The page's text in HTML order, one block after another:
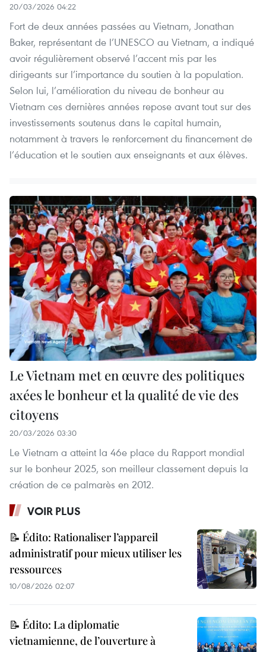
20/03/2026 04:22
Fort de deux années passées au Vietnam, Jonathan
Baker, représentant de l’UNESCO au Vietnam, a indiqué
avoir régulièrement observé l’accent mis par les
dirigeants sur l’importance du soutien à la population.
Selon lui, l’amélioration du niveau de bonheur au
Vietnam ces dernières années repose avant tout sur des
investissements soutenus dans le capital humain,
notamment à travers le renforcement du financement de
l’éducation et le soutien aux enseignants et aux élèves.
Le Vietnam met en œuvre des politiques
axées le bonheur et la qualité de vie des
citoyens
20/03/2026 03:30
Le Vietnam a atteint la 46e place du Rapport mondial
sur le bonheur 2025, son meilleur classement depuis la
création de ce palmarès en 2012.
VOIR PLUS
📝 Édito: Rationaliser l’appareil
administratif pour mieux utiliser les
ressources
10/08/2026 02:07
📝 Édito: La diplomatie
vietnamienne, de l’ouverture à